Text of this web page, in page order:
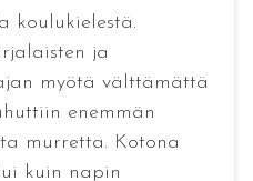
koulukielestä.
ja
myötä välttämättä
enemmän
murretta. Kotona
kuin napin